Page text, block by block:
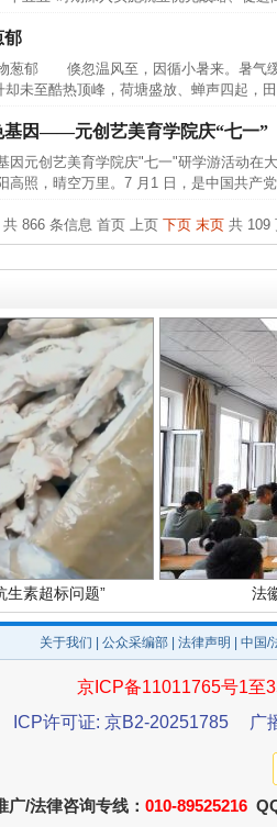
郁
郁 倏忽温风至，因循小暑来。暑气缓
未至酷热顶峰，荷塘盛放、蝉声四起，
基因——元创艺美育学院庆“七一”
因元创艺美育学院庆"七一"研学游活动
高照，晴空万里。7 月1 日，是中国共产
共 866 条信息 首页 上页 下页 末页 共 109
有效落实
生素超标问题” 法
关于我们 公众采编部 法律声明 | 中国
京ICP备11011765号1至
ICP许可证: 京B2-20251785
广
广/法律咨询专线： 010-89525216